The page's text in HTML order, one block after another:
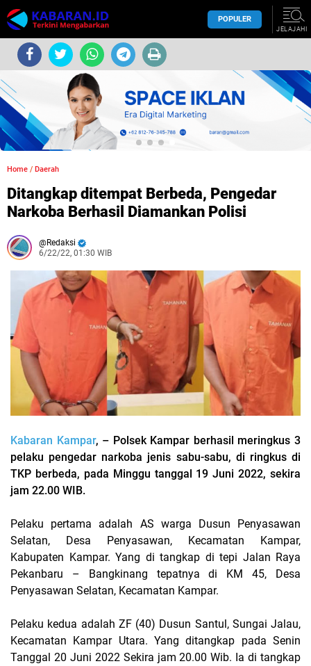
POPULER
JELAJAHI
Home / Daerah
Ditangkap ditempat Berbeda, Pengedar
Narkoba Berhasil Diamankan Polisi
Redaksi
6/22/22, 01:30 WIB
Kabaran Kampar, – Polsek Kampar berhasil meringkus 3
pelaku pengedar narkoba jenis sabu-sabu, di ringkus di
TKP berbeda, pada Minggu tanggal 19 Juni 2022, sekira
jam 22.00 WIB.
Pelaku pertama adalah AS warga Dusun Penyasawan
Selatan, Desa Penyasawan, Kecamatan Kampar,
Kabupaten Kampar. Yang di tangkap di tepi Jalan Raya
Pekanbaru – Bangkinang tepatnya di KM 45, Desa
Penyasawan Selatan, Kecamatan Kampar.
Pelaku kedua adalah ZF (40) Dusun Santul, Sungai Jalau,
Kecamatan Kampar Utara. Yang ditangkap pada Senin
Tanggal 20 Juni 2022 Sekira jam 20.00 Wib. Ia di tangkap